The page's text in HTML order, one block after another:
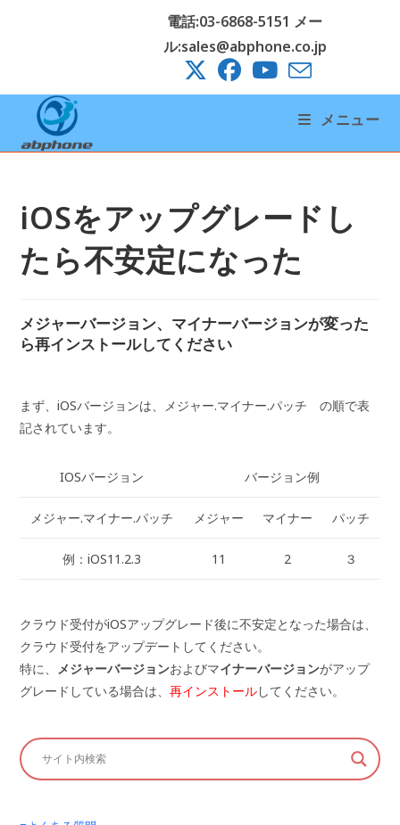
ツ
電話:03-6868-5151 メー
ル:sales@abphone.co.jp
メニュー
iOSをアップグレードし
たら不安定になった
メジャーバージョン、マイナーバージョンが変った
ら再インストールしてください
まず、iOSバージョンは、メジャー.マイナー.パッチ の順で表
記されています。
IOSバージョン バージョン例
メジャー.マイナー.パッチ メジャー マイナー パッチ
例：iOS11.2.3 11 2 ３
クラウド受付がiOSアップグレード後に不安定となった場合は、
クラウド受付をアップデートしてください。
特に、
メジャーバージョンおよびマイナーバージョンがアップ
グレードしている場合は、再インストールしてください。